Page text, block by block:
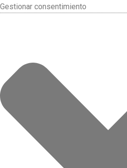
Gestionar consentimiento